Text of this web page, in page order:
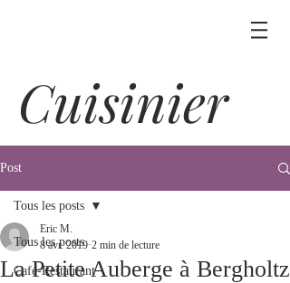
Cuisinier
Post
Tous les posts
Café-Restaurant
Tous les posts
La Petite Auberge à Bergholtz
Eric M.
8 avr. 2019 2 min de lecture